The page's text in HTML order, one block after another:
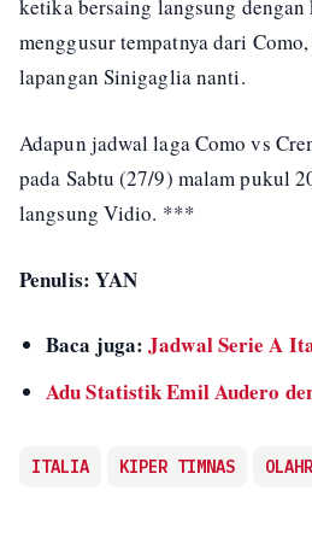
ketika bersaing langsung
menggusur tempatnya dari
lapangan Sinigaglia nanti.
Adapun jadwal laga Como vs
pada Sabtu (27/9) malam pukul
langsung Vidio. ***
Penulis: YAN
Baca juga:Jadwal Serie A
Adu Statistik Emil Audero
ITALIA KIPER TIMNAS